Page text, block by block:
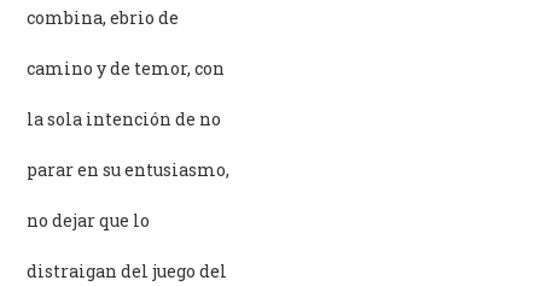
combina, ebrio de
camino y de temor, con
la sola intención de no
parar en su entusiasmo,
no dejar que lo
distraigan del juego del